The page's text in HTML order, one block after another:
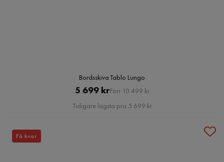
Bordsskiva Tablo Lungo
Pris
5 699 krOriginal
Pris
Förr 10 499 kr
Tidigare lägsta pris 5 699 kr
Få kvar